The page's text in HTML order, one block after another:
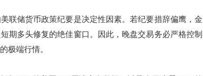
储货币政策纪要是决定性因素。若纪要措辞偏鹰，金
期多头修复的绝佳窗口。因此，晚盘交易务必严格控制
极端行情。